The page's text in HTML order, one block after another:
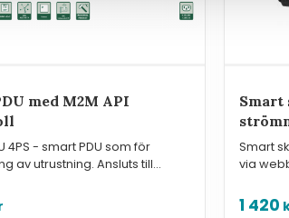
med M2M API
4PS - smart PDU som för
av utrustning. Ansluts till
Smart
Smart
via
1 420